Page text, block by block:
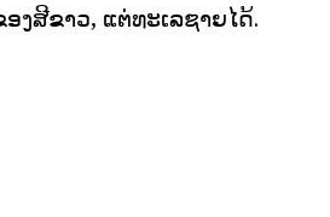
ງສີຂາວ, ແຕ່ທະເລຊາຍໄດ້.